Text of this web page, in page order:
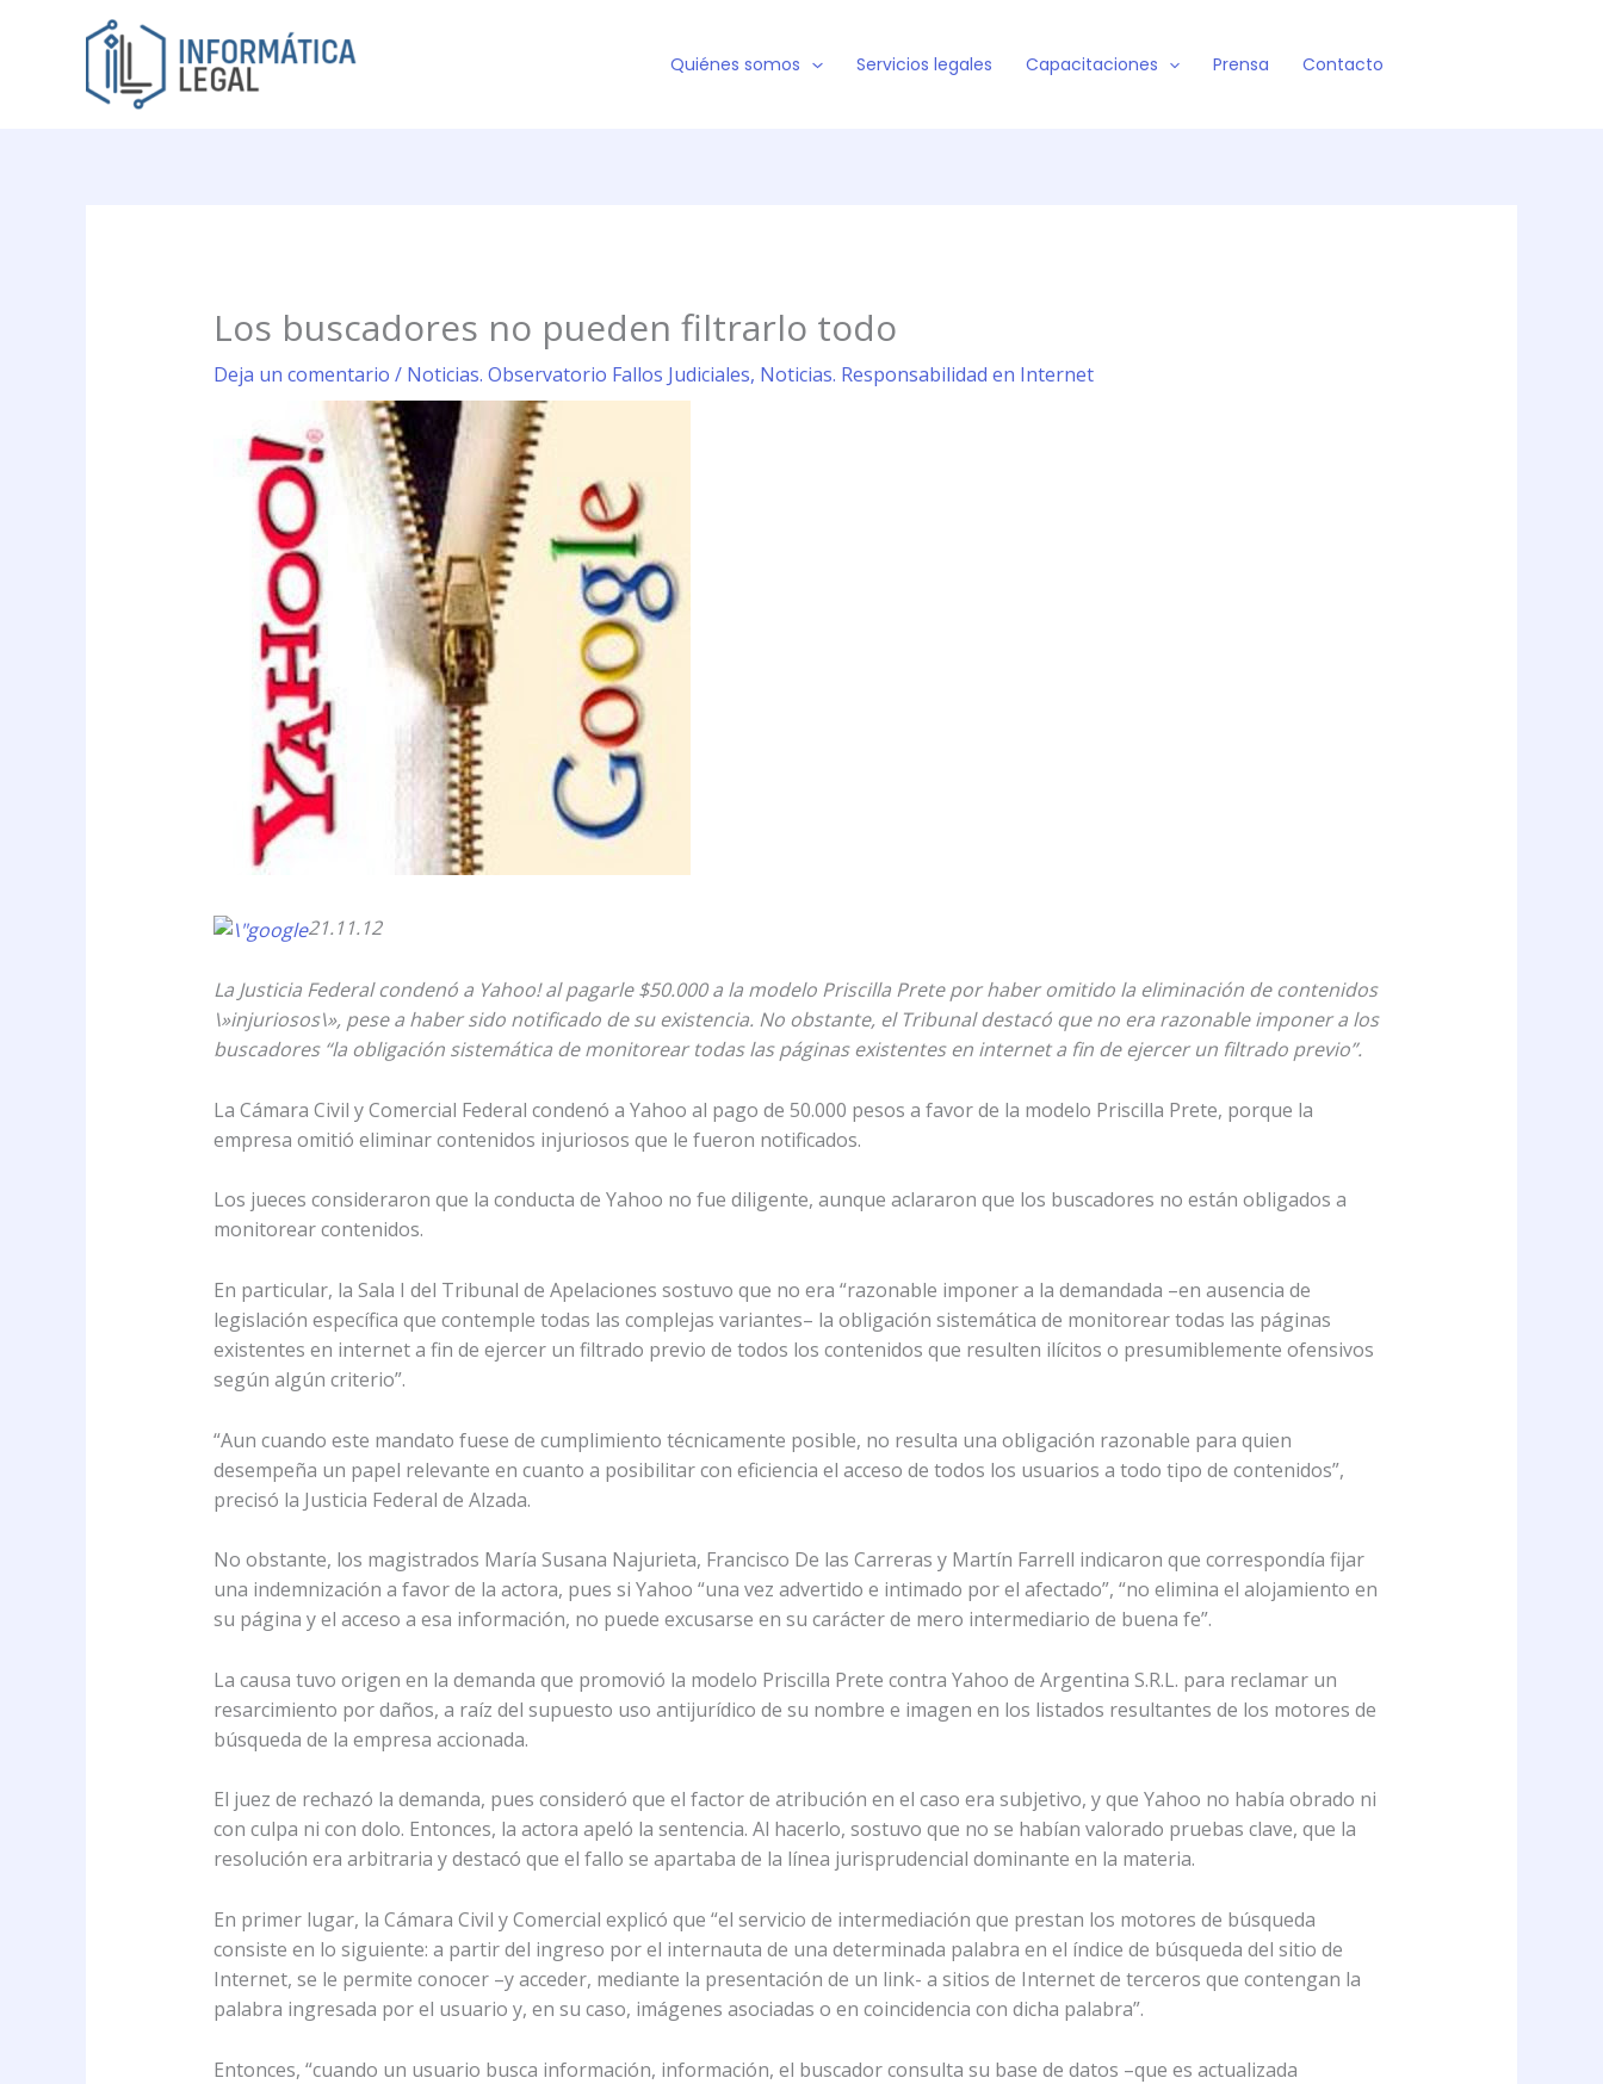
Quiénes somos Servicios legales Capacitaciones Prensa Contacto
Los buscadores no pueden filtrarlo todo
Deja un comentario / Noticias. Observatorio Fallos Judiciales, Noticias. Responsabilidad en Internet
21.11.12
La Justicia Federal condenó a Yahoo! al pagarle $50.000 a la modelo Priscilla Prete por haber omitido la eliminación de contenidos
\»injuriosos\», pese a haber sido notificado de su existencia. No obstante, el Tribunal destacó que no era razonable imponer a los
buscadores “la obligación sistemática de monitorear todas las páginas existentes en internet a fin de ejercer un filtrado previo”.
La Cámara Civil y Comercial Federal condenó a Yahoo al pago de 50.000 pesos a favor de la modelo Priscilla Prete, porque la
empresa omitió eliminar contenidos injuriosos que le fueron notificados.
Los jueces consideraron que la conducta de Yahoo no fue diligente, aunque aclararon que los buscadores no están obligados a
monitorear contenidos.
En particular, la Sala I del Tribunal de Apelaciones sostuvo que no era “razonable imponer a la demandada –en ausencia de
legislación específica que contemple todas las complejas variantes– la obligación sistemática de monitorear todas las páginas
existentes en internet a fin de ejercer un filtrado previo de todos los contenidos que resulten ilícitos o presumiblemente ofensivos
según algún criterio”.
“Aun cuando este mandato fuese de cumplimiento técnicamente posible, no resulta una obligación razonable para quien
desempeña un papel relevante en cuanto a posibilitar con eficiencia el acceso de todos los usuarios a todo tipo de contenidos”,
precisó la Justicia Federal de Alzada.
No obstante, los magistrados María Susana Najurieta, Francisco De las Carreras y Martín Farrell indicaron que correspondía fijar
una indemnización a favor de la actora, pues si Yahoo “una vez advertido e intimado por el afectado”, “no elimina el alojamiento en
su página y el acceso a esa información, no puede excusarse en su carácter de mero intermediario de buena fe”.
La causa tuvo origen en la demanda que promovió la modelo Priscilla Prete contra Yahoo de Argentina S.R.L. para reclamar un
resarcimiento por daños, a raíz del supuesto uso antijurídico de su nombre e imagen en los listados resultantes de los motores de
búsqueda de la empresa accionada.
El juez de rechazó la demanda, pues consideró que el factor de atribución en el caso era subjetivo, y que Yahoo no había obrado ni
con culpa ni con dolo. Entonces, la actora apeló la sentencia. Al hacerlo, sostuvo que no se habían valorado pruebas clave, que la
resolución era arbitraria y destacó que el fallo se apartaba de la línea jurisprudencial dominante en la materia.
En primer lugar, la Cámara Civil y Comercial explicó que “el servicio de intermediación que prestan los motores de búsqueda
consiste en lo siguiente: a partir del ingreso por el internauta de una determinada palabra en el índice de búsqueda del sitio de
Internet, se le permite conocer –y acceder, mediante la presentación de un link- a sitios de Internet de terceros que contengan la
palabra ingresada por el usuario y, en su caso, imágenes asociadas o en coincidencia con dicha palabra”.
Entonces, “cuando un usuario busca información, información, el buscador consulta su base de datos –que es actualizada